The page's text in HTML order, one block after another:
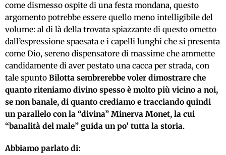
come dismesso ospite di una festa mondana, questo
argomento potrebbe essere quello meno intelligibile del
volume: al di là della trovata spiazzante di questo ometto
dall’espressione spaesata e i capelli lunghi che si presenta
come Dio, sereno dispensatore di massime che ammette
candidamente di aver pestato una cacca per strada, con
tale spunto Bilotta sembrerebbe voler dimostrare che
quanto riteniamo divino spesso è molto più vicino a noi,
se non banale, di quanto crediamo e tracciando quindi
un parallelo con la “divina” Minerva Monet, la cui
“banalità del male” guida un po’ tutta la storia.
Abbiamo parlato di: